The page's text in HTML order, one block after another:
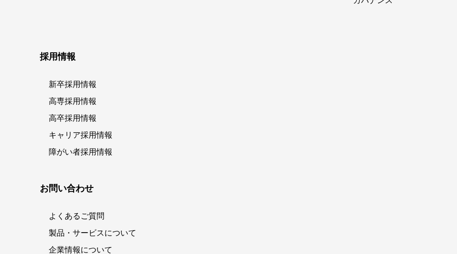
採用情報
新卒採用情報
高専採用情報
高卒採用情報
キャリア採用情報
障がい者採用情報
お問い合わせ
よくあるご質問
製品・サービスについて
企業情報について